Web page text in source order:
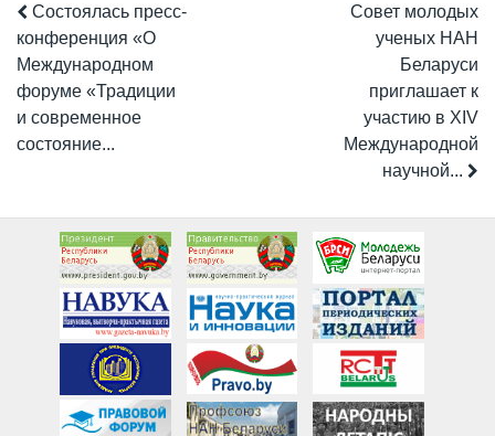
Состоялась пресс-
конференция «О
Международном
форуме «Традиции
и современное
состояние...
Совет молодых
ученых НАН
Беларуси
приглашает к
участию в XIV
Международной
научной...